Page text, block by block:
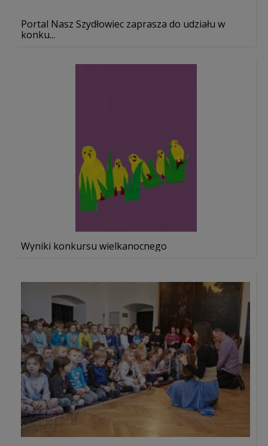
Portal Nasz Szydłowiec zaprasza do udziału w
konku...
Wyniki konkursu wielkanocnego